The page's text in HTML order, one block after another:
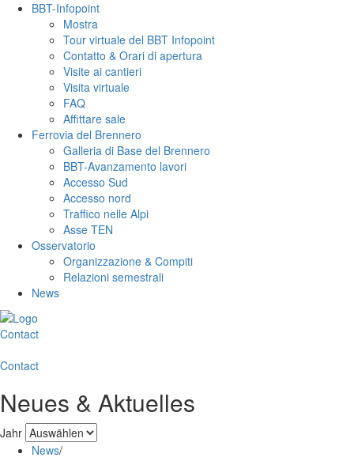
BBT-Infopoint
Mostra
Tour virtuale del BBT Infopoint
Contatto & Orari di apertura
Visite ai cantieri
Visita virtuale
FAQ
Affittare sale
Ferrovia del Brennero
Galleria di Base del Brennero
BBT-Avanzamento lavori
Accesso Sud
Accesso nord
Traffico nelle Alpi
Asse TEN
Osservatorio
Organizzazione & Compiti
Relazioni semestrali
News
Contact
Contact
Neues & Aktuelles
Jahr
News/